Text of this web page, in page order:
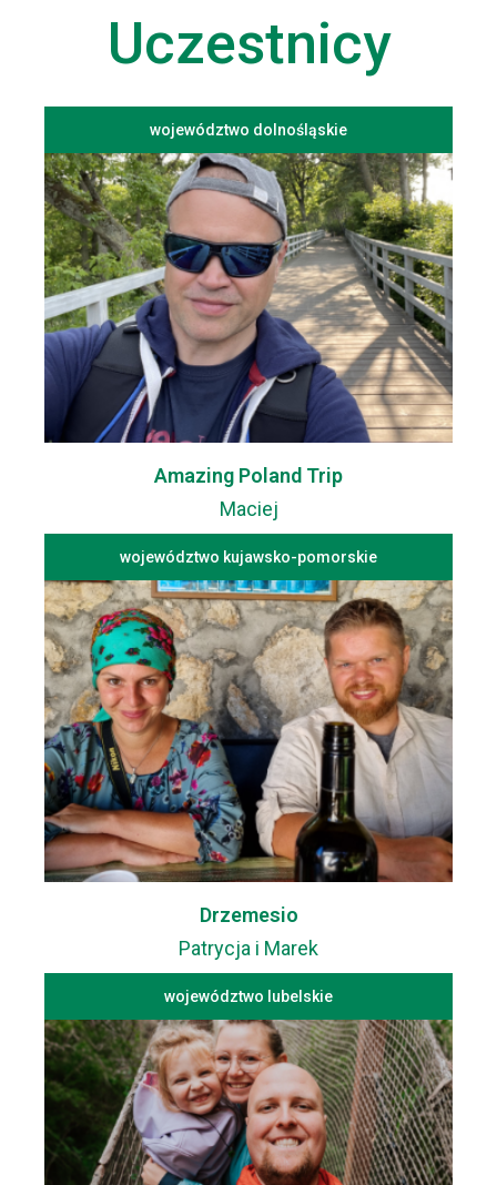
Uczestnicy
województwo dolnośląskie
Amazing Poland Trip
Maciej
województwo kujawsko-pomorskie
Drzemesio
Patrycja i Marek
województwo lubelskie